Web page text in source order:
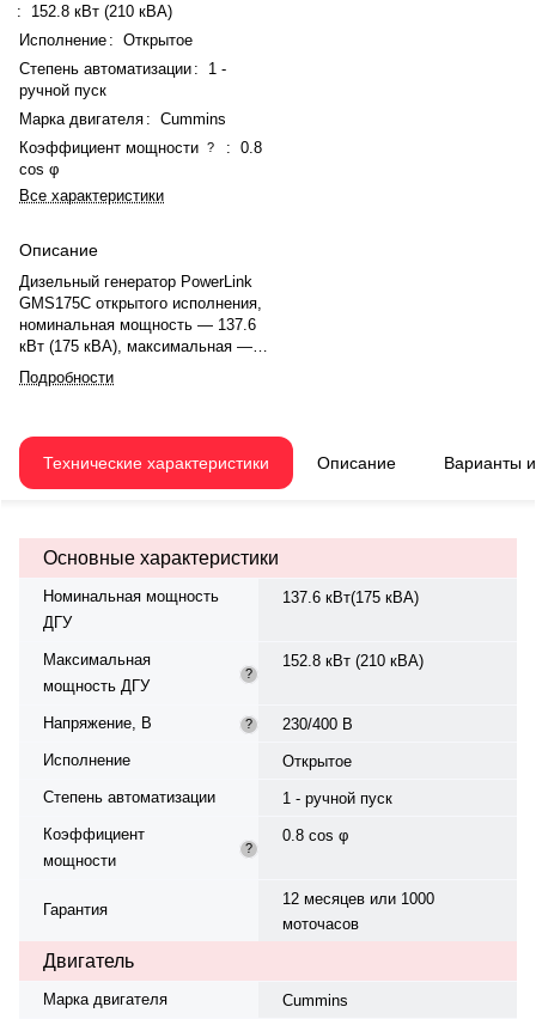
:
152.8 кВт (210 кВА)
Исполнение : Открытое
Степень автоматизации :
1 -
ручной пуск
Марка двигателя : Cummins
Коэффициент мощности ? : 0.8
cos φ
Все характеристики
Описание
Дизельный генератор PowerLink
GMS175C открытого исполнения,
номинальная мощность — 137.6
кВт (175 кВА), максимальная —
152.8 кВт (210 кВА). Двигатель
Cummins, рядный, 6 цилиндров,
1500 об/мин. Генератор
синхронный, 50 Гц. Расход
время автономной работы — 11
ч. Уровень шума — 105 дБ.
Вес — 1710 кг, габариты:
2350×920×1700 мм.
мес. или 1000 моточасов.
Подробности
Технические характеристики Описание Варианты
Основные характеристики
Номинальная мощность
ДГУ
137.6 кВт(175 кВА)
Максимальная
мощность ДГУ
?
152.8 кВт (210 кВА)
Напряжение, В ?
230/400 В
Исполнение
Открытое
Степень автоматизации
1 - ручной пуск
Коэффициент
мощности
?
0.8 cos φ
Гарантия
12 месяцев или 1000
моточасов
Двигатель
Марка двигателя
Cummins